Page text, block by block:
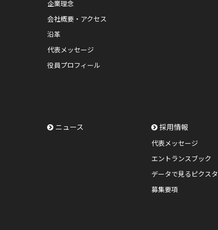
企業理念
会社概要・アクセス
沿革
代表メッセージ
役員プロフィール
ニュース 採用情報
代表メッセージ
エントランスブック
データで見るピクスタ
募集要項